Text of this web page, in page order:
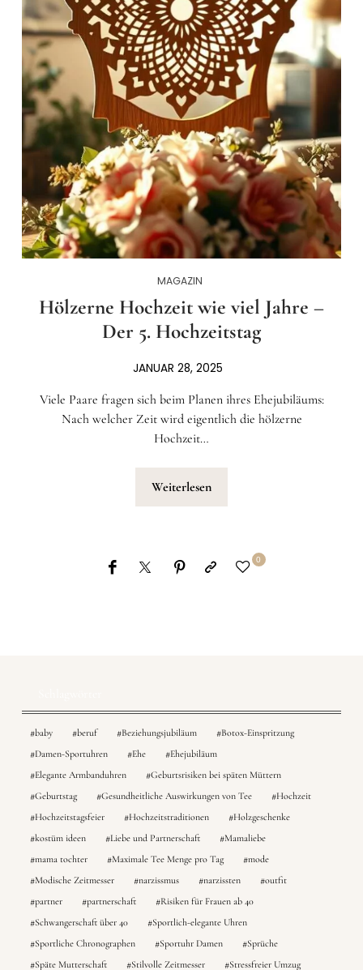
MAGAZIN
Hölzerne Hochzeit wie viel Jahre –
Der 5. Hochzeitstag
JANUAR 28, 2025
Viele Paare fragen sich beim Planen ihres Ehejubiläums:
Nach welcher Zeit wird eigentlich die hölzerne
Hochzeit…
Weiterlesen
0
baby beruf Beziehungsjubiläum
Botox-Einspritzung
Damen-Sportuhren
Ehe
Ehejubiläum
Elegante Armbanduhren
Geburtsrisiken bei späten Müttern
Geburtstag
Gesundheitliche Auswirkungen von Tee
Hochzeit
Hochzeitstagsfeier
Hochzeitstraditionen
Holzgeschenke
kostüm ideen
Liebe und Partnerschaft
Mamaliebe
mama tochter
Maximale Tee Menge pro Tag
mode
Modische Zeitmesser
narzissmus narzissten
outfit
partner
partnerschaft
Risiken für Frauen ab 40
Schwangerschaft über 40
Sportlich-elegante Uhren
Sportliche Chronographen
Sportuhr Damen
Sprüche
Späte Mutterschaft
Stilvolle Zeitmesser Stressfreier Umzug